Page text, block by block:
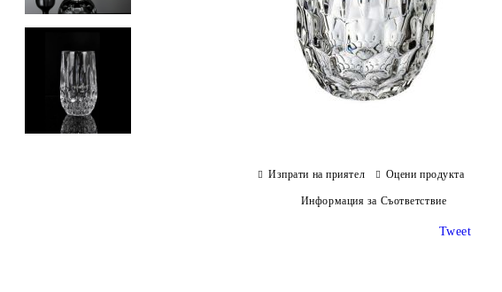
Изпрати на приятел Оцени продукта
Информация за Съответствие
Tweet